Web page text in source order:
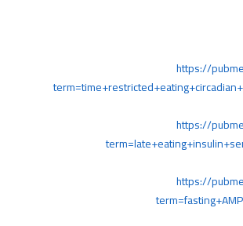
https://
https://
https://